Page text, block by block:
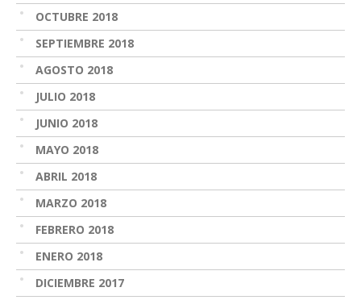
OCTUBRE 2018
SEPTIEMBRE 2018
AGOSTO 2018
JULIO 2018
JUNIO 2018
MAYO 2018
ABRIL 2018
MARZO 2018
FEBRERO 2018
ENERO 2018
DICIEMBRE 2017